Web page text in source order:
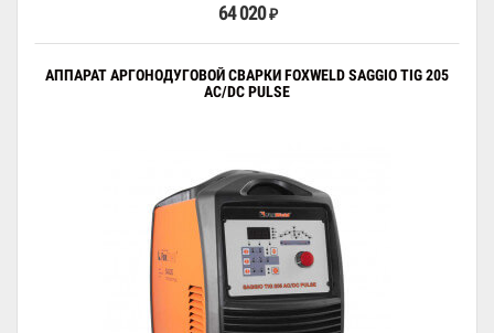
64 020 ₽
АППАРАТ АРГОНОДУГОВОЙ СВАРКИ FOXWELD SAGGIO TIG 205
AC/DC PULSE